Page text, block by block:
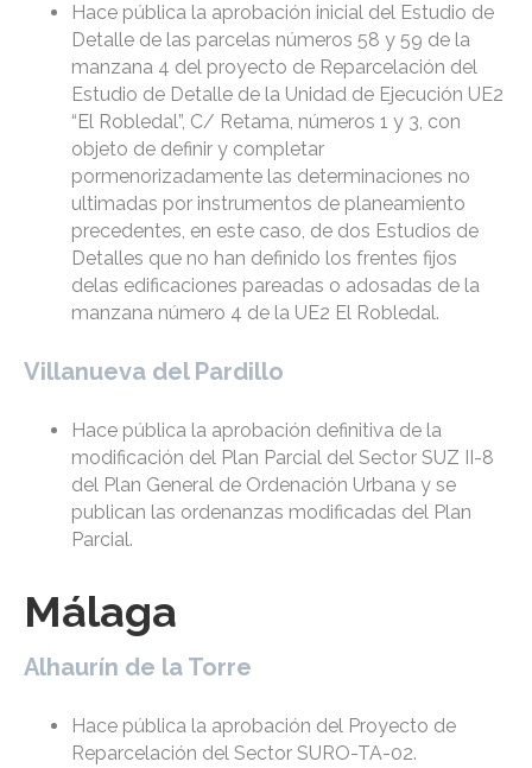
Hace pública la aprobación inicial del Estudio de
Detalle de las parcelas números 58 y 59 de la
manzana 4 del proyecto de Reparcelación del
Estudio de Detalle de la Unidad de Ejecución UE2
“El Robledal”, C/ Retama, números 1 y 3, con
objeto de definir y completar
pormenorizadamente las determinaciones no
ultimadas por instrumentos de planeamiento
precedentes, en este caso, de dos Estudios de
Detalles que no han definido los frentes fijos
delas edificaciones pareadas o adosadas de la
manzana número 4 de la UE2 El Robledal.
Villanueva del Pardillo
Hace pública la aprobación definitiva de la
modificación del Plan Parcial del Sector SUZ II-8
del Plan General de Ordenación Urbana y se
publican las ordenanzas modificadas del Plan
Parcial.
Málaga
Alhaurín de la Torre
Hace pública la aprobación del Proyecto de
Reparcelación del Sector SURO-TA-02.